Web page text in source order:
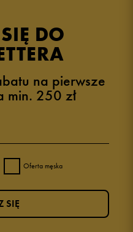
DO
na pierwsze
min. 250 zł
Oferta męska
SIĘ